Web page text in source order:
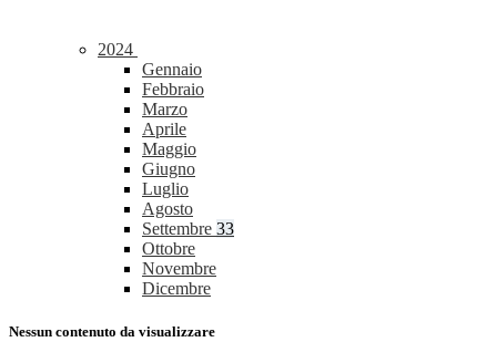
2024
Gennaio
Febbraio
Marzo
Aprile
Maggio
Giugno
Luglio
Agosto
Settembre 33
Ottobre
Novembre
Dicembre
Nessun contenuto da visualizzare